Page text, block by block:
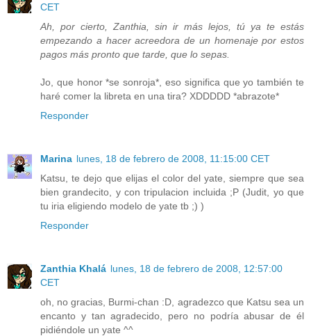
CET
Ah, por cierto, Zanthia, sin ir más lejos, tú ya te estás
empezando a hacer acreedora de un homenaje por estos
pagos más pronto que tarde, que lo sepas.
Jo, que honor *se sonroja*, eso significa que yo también te
haré comer la libreta en una tira? XDDDDD *abrazote*
Responder
Marina lunes, 18 de febrero de 2008, 11:15:00 CET
Katsu, te dejo que elijas el color del yate, siempre que sea
bien grandecito, y con tripulacion incluida ;P (Judit, yo que
tu iria eligiendo modelo de yate tb ;) )
Responder
Zanthia Khalá lunes, 18 de febrero de 2008, 12:57:00
CET
oh, no gracias, Burmi-chan :D, agradezco que Katsu sea un
encanto y tan agradecido, pero no podría abusar de él
pidiéndole un yate ^^